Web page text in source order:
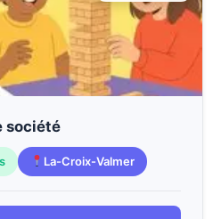
société
La-Croix-Valmer